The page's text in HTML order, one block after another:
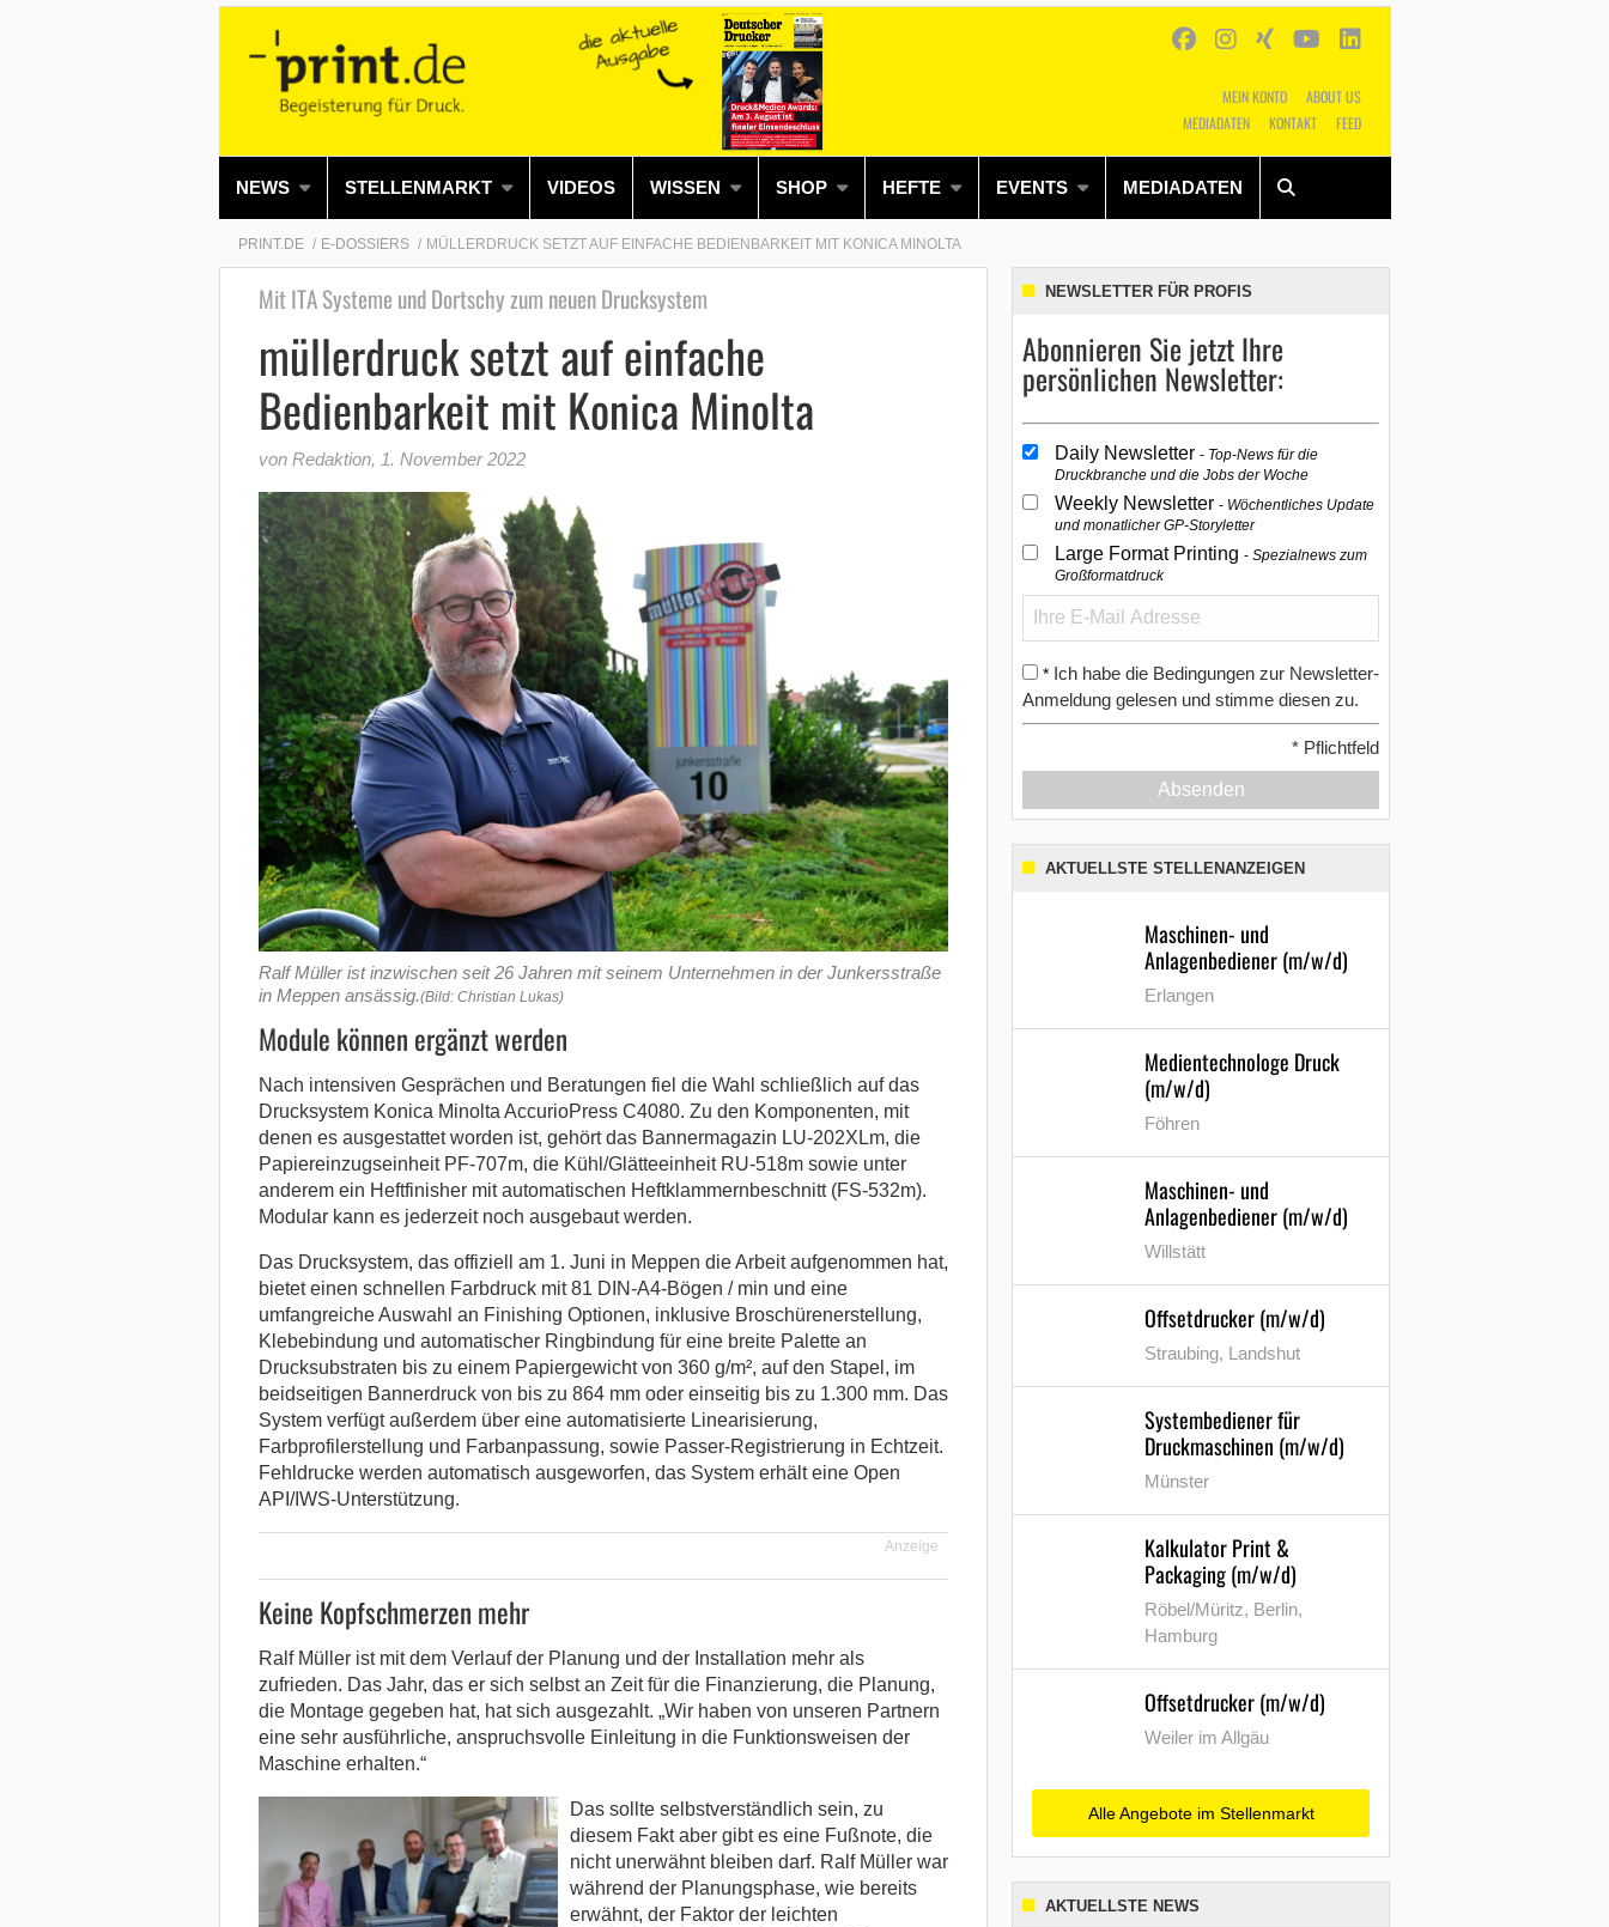
MEIN KONTO
ABOUT US
MEDIADATEN
KONTAKT FEED
NEWS STELLENMARKT VIDEOS WISSEN SHOP HEFTE EVENTS MEDIADATEN
Alles Shop SUCHEN
PRINT.DE E-DOSSIERS MÜLLERDRUCK SETZT AUF EINFACHE BEDIENBARKEIT MIT KONICA MINOLTA
Mit ITA Systeme und Dortschy zum neuen Drucksystem
müllerdruck setzt auf einfache
Bedienbarkeit mit Konica Minolta
von Redaktion, 1. November 2022
Ralf Müller ist inzwischen seit 26 Jahren mit seinem Unternehmen in der Junkersstraße
in Meppen ansässig.(Bild: Christian Lukas)
Module können ergänzt werden
Nach intensiven Gesprächen und Beratungen fiel die Wahl schließlich auf das
Drucksystem Konica Minolta AccurioPress C4080. Zu den Komponenten, mit
denen es ausgestattet worden ist, gehört das Bannermagazin LU-202XLm, die
Papiereinzugseinheit PF-707m, die Kühl/Glätteeinheit RU-518m sowie unter
anderem ein Heftfinisher mit automatischen Heftklammernbeschnitt (FS-532m).
Modular kann es jederzeit noch ausgebaut werden.
Das Drucksystem, das offiziell am 1. Juni in Meppen die Arbeit aufgenommen hat,
bietet einen schnellen Farbdruck mit 81 DIN-A4-Bögen / min und eine
umfangreiche Auswahl an Finishing Optionen, inklusive Broschürenerstellung,
Klebebindung und automatischer Ringbindung für eine breite Palette an
Drucksubstraten bis zu einem Papiergewicht von 360 g/m², auf den Stapel, im
beidseitigen Bannerdruck von bis zu 864 mm oder einseitig bis zu 1.300 mm. Das
System verfügt außerdem über eine automatisierte Linearisierung,
Farbprofilerstellung und Farbanpassung, sowie Passer-Registrierung in Echtzeit.
Fehldrucke werden automatisch ausgeworfen, das System erhält eine Open
API/IWS-Unterstützung.
Anzeige
Keine Kopfschmerzen mehr
Ralf Müller ist mit dem Verlauf der Planung und der Installation mehr als
zufrieden. Das Jahr, das er sich selbst an Zeit für die Finanzierung, die Planung,
die Montage gegeben hat, hat sich ausgezahlt. „Wir haben von unseren Partnern
eine sehr ausführliche, anspruchsvolle Einleitung in die Funktionsweisen der
Maschine erhalten.“
Das sollte selbstverständlich sein, zu
diesem Fakt aber gibt es eine Fußnote, die
nicht unerwähnt bleiben darf. Ralf Müller war
während der Planungsphase, wie bereits
erwähnt, der Faktor der leichten
NEWSLETTER FÜR PROFIS
Abonnieren Sie jetzt Ihre
persönlichen Newsletter:
Daily Newsletter Top-News für die
Druckbranche und die Jobs der Woche
Weekly Newsletter Wöchentliches Update
und monatlicher GP-Storyletter
Large Format Printing Spezialnews zum
Großformatdruck
* Ich habe die Bedingungen zur Newsletter-
Anmeldung gelesen und stimme diesen zu.
* Pflichtfeld
Absenden
AKTUELLSTE STELLENANZEIGEN
Maschinen- und
Anlagenbediener (m/w/d)
Erlangen
Medientechnologe Druck
(m/w/d)
Föhren
Maschinen- und
Anlagenbediener (m/w/d)
Willstätt
Offsetdrucker (m/w/d)
Straubing, Landshut
Systembediener für
Druckmaschinen (m/w/d)
Münster
Kalkulator Print &
Packaging (m/w/d)
Röbel/Müritz, Berlin,
Hamburg
Offsetdrucker (m/w/d)
Weiler im Allgäu
Alle Angebote im Stellenmarkt
AKTUELLSTE NEWS